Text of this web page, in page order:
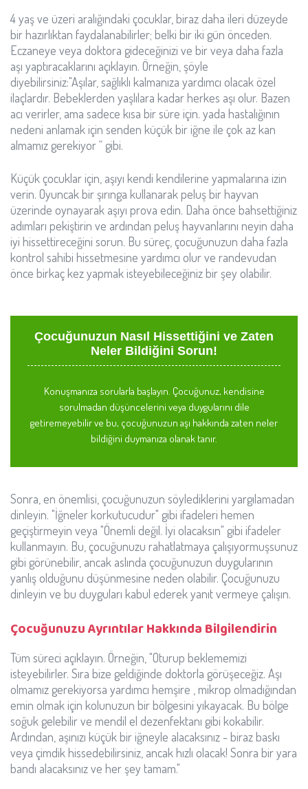
4 yaş ve üzeri aralığındaki çocuklar, biraz daha ileri düzeyde
bir hazırlıktan faydalanabilirler; belki bir iki gün önceden.
Eczaneye veya doktora gideceğinizi ve bir veya daha fazla
aşı yaptıracaklarını açıklayın. Örneğin, şöyle
diyebilirsiniz:"Aşılar, sağlıklı kalmanıza yardımcı olacak özel
ilaçlardır. Bebeklerden yaşlılara kadar herkes aşı olur. Bazen
acı verirler, ama sadece kısa bir süre için. yada hastalığının
nedeni anlamak için senden küçük bir iğne ile çok az kan
almamız gerekiyor “ gibi.
Küçük çocuklar için, aşıyı kendi kendilerine yapmalarına izin
verin. Oyuncak bir şırınga kullanarak peluş bir hayvan
üzerinde oynayarak aşıyı prova edin. Daha önce bahsettiğiniz
adımları pekiştirin ve ardından peluş hayvanlarını neyin daha
iyi hissettireceğini sorun. Bu süreç, çocuğunuzun daha fazla
kontrol sahibi hissetmesine yardımcı olur ve randevudan
önce birkaç kez yapmak isteyebileceğiniz bir şey olabilir.
Çocuğunuzun Nasıl Hissettiğini ve Zaten
Neler Bildiğini Sorun!
Konuşmanıza sorularla başlayın. Çocuğunuz, kendisine
sorulmadan düşüncelerini veya duygularını dile
getiremeyebilir ve bu, çocuğunuzun aşı hakkında zaten neler
bildiğini duymanıza olanak tanır.
Sonra, en önemlisi, çocuğunuzun söylediklerini yargılamadan
dinleyin. "İğneler korkutucudur" gibi ifadeleri hemen
geçiştirmeyin veya "Önemli değil. İyi olacaksın" gibi ifadeler
kullanmayın. Bu, çocuğunuzu rahatlatmaya çalışıyormuşsunuz
gibi görünebilir, ancak aslında çocuğunuzun duygularının
yanlış olduğunu düşünmesine neden olabilir. Çocuğunuzu
dinleyin ve bu duyguları kabul ederek yanıt vermeye çalışın.
Çocuğunuzu Ayrıntılar Hakkında Bilgilendirin
Tüm süreci açıklayın. Örneğin, "Oturup beklememizi
isteyebilirler. Sıra bize geldiğinde doktorla görüşeceğiz. Aşı
olmamız gerekiyorsa yardımcı hemşire , mikrop olmadığından
emin olmak için kolunuzun bir bölgesini yıkayacak. Bu bölge
soğuk gelebilir ve mendil el dezenfektanı gibi kokabilir.
Ardından, aşınızı küçük bir iğneyle alacaksınız - biraz baskı
veya çimdik hissedebilirsiniz, ancak hızlı olacak! Sonra bir yara
bandı alacaksınız ve her şey tamam."